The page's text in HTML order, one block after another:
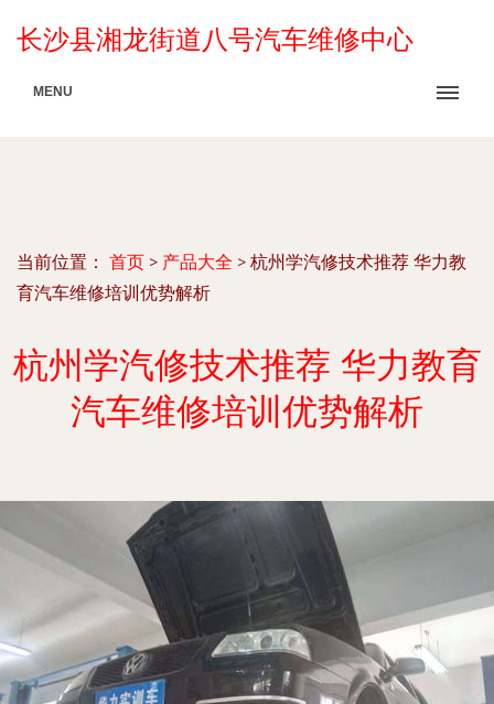
长沙县湘龙街道八号汽车维修中心
MENU
当前位置： 首页 > 产品大全 > 杭州学汽修技术推荐 华力教
育汽车维修培训优势解析
杭州学汽修技术推荐 华力教育
汽车维修培训优势解析